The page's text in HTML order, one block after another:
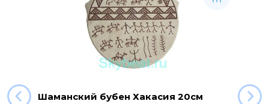
Шаманский бубен Хакасия 20см